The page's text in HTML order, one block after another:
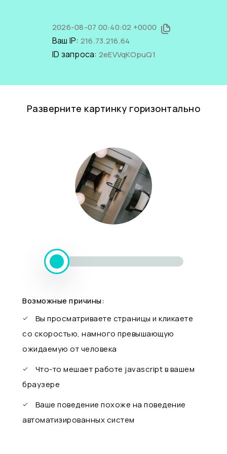
2026-08-07 00:40:02 +0000
Ваш IP: 216.73.216.64
ID запроса: 2eEVVqKOpuQ1
Разверните картинку горизонтально
Возможные причины:
Вы просматриваете страницы и кликаете
со скоростью, намного превышающую
ожидаемую от человека
Что-то мешает работе javascript в вашем
браузере
Ваше поведение похоже на поведение
автоматизированных систем